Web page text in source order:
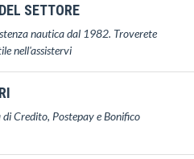
SETTORE
nautica dal 1982. Troverete
nell'assistervi
Credito, Postepay e Bonifico